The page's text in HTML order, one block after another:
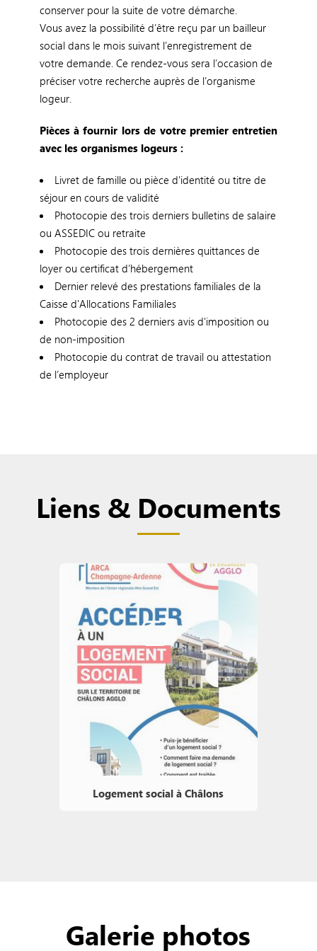
conserver pour la suite de votre démarche.
Vous avez la possibilité d’être reçu par un bailleur
social dans le mois suivant l’enregistrement de
votre demande. Ce rendez-vous sera l’occasion de
préciser votre recherche auprès de l’organisme
logeur.
Pièces à fournir lors de votre premier entretien
avec les organismes logeurs :
Livret de famille ou pièce d'identité ou titre de
séjour en cours de validité
Photocopie des trois derniers bulletins de salaire
ou ASSEDIC ou retraite
Photocopie des trois dernières quittances de
loyer ou certificat d’hébergement
Dernier relevé des prestations familiales de la
Caisse d'Allocations Familiales
Photocopie des 2 derniers avis d'imposition ou
de non-imposition
Photocopie du contrat de travail ou attestation
de l’employeur
Liens & Documents
Logement social à Châlons
Galerie photos